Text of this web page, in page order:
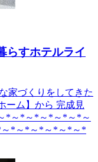
らすホテルライ
家づくりをしてきた
ーム】から 完成見
*～*～*～*～*～*～
*～*～*～*～*～*